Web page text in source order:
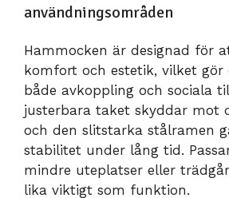
användningsområden
Hammocken är designad för
komfort och estetik, vilket gör
både avkoppling och sociala
justerbara taket skyddar mot
och den slitstarka stålramen
stabilitet under lång tid.
mindre uteplatser eller
lika viktigt som funktion.